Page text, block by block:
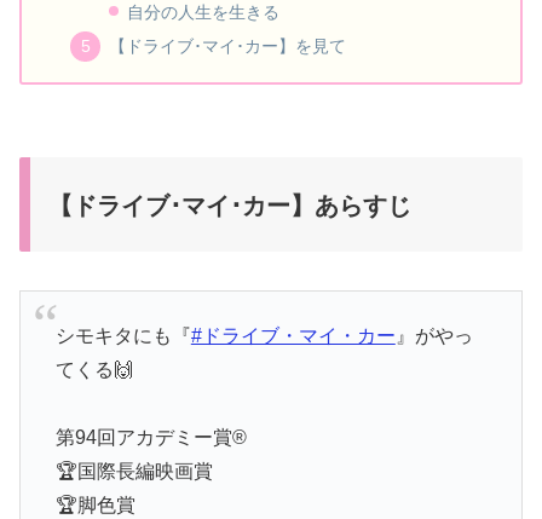
自分の人生を生きる
【ドライブ･マイ･カー】を見て
【ドライブ･マイ･カー】あらすじ
シモキタにも『#ドライブ・マイ・カー 』がやっ
てくる🙌
第94回アカデミー賞®
🏆国際長編映画賞
🏆脚色賞